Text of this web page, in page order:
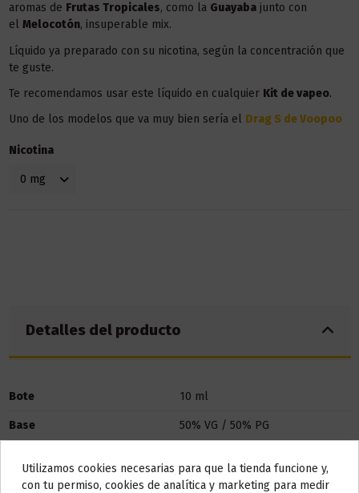
aromas de Frutas Tropicales, como la Guayabajunto con
el Melocotón, insuperable mix.
Líquido ya preparado con su nicotina, según la concentración que
te guste.
Te recomendamos usar este líquido en cualquier Kit de vapeo.
Uno de los modelos que va muy bien sería el Drag S de Voopoo
Nicotina
Detalles del producto
Bote 10 ml
Base 50% VG / 50% PG
Marca Liqua
Referencia 000770
Do not show again.
Utilizamos cookies necesarias para que la tienda funcione y,
con tu permiso, cookies de analítica y marketing para medir